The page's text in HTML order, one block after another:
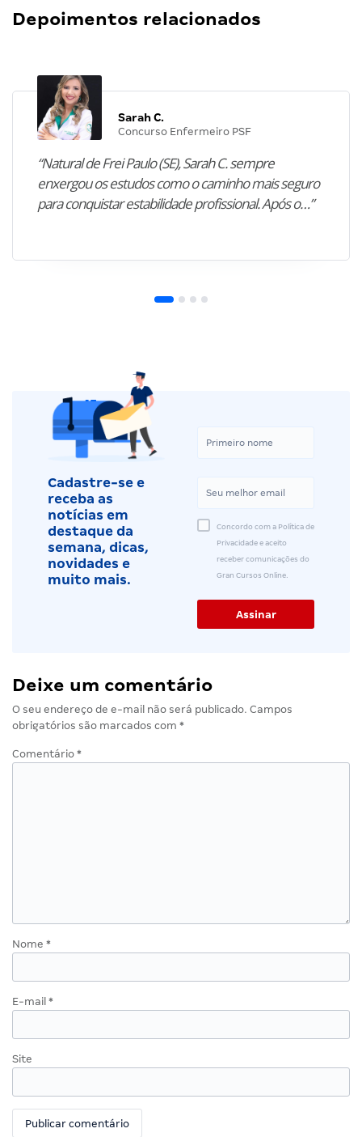
Depoimentos relacionados
Sarah C.
Concurso Enfermeiro PSF
“Natural de Frei Paulo (SE), Sarah C. sempre
enxergou os estudos como o caminho mais seguro
para conquistar estabilidade profissional. Após o…”
Cadastre-se e
receba as
notícias em
destaque da
semana, dicas,
novidades e
muito mais.
Concordo com a Política de
Privacidade e aceito
receber comunicações do
Gran Cursos Online.
Deixe um comentário
O seu endereço de e-mail não será publicado. Campos
obrigatórios são marcados com *
Comentário *
Nome *
E-mail *
Site